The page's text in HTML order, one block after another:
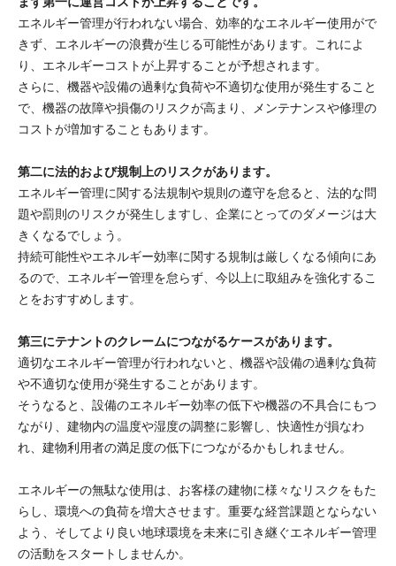
エネルギー管理が行われない場合、効率的なエネルギー使用がで
きず、エネルギーの浪費が生じる可能性があります。これによ
り、エネルギーコストが上昇することが予想されます。
さらに、機器や設備の過剰な負荷や不適切な使用が発生すること
で、機器の故障や損傷のリスクが高まり、メンテナンスや修理の
コストが増加することもあります。
第二に法的および規制上のリスクがあります。
エネルギー管理に関する法規制や規則の遵守を怠ると、法的な問
題や罰則のリスクが発生しますし、企業にとってのダメージは大
きくなるでしょう。
持続可能性やエネルギー効率に関する規制は厳しくなる傾向にあ
るので、エネルギー管理を怠らず、今以上に取組みを強化するこ
とをおすすめします。
第三にテナントのクレームにつながるケースがあります。
適切なエネルギー管理が行われないと、機器や設備の過剰な負荷
や不適切な使用が発生することがあります。
そうなると、 設備のエネルギー効率の低下や機器の不具合にもつ
ながり、建物内の温度や湿度の調整に影響し、快適性が損なわ
れ、建物利用者の満足度の低下につながるかもしれません。
エネルギーの無駄な使用は、お客様の建物に様々なリスクをもた
らし、環境への負荷を増大させます。重要な経営課題とならない
よう、そしてより良い地球環境を未来に引き継ぐエネルギー管理
の活動をスタートしませんか。